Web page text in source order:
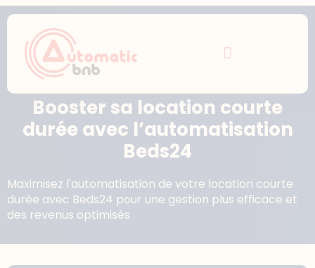
Booster sa location courte
durée avec l’automatisation
Beds24
Maximisez l'automatisation de votre location courte
durée avec Beds24 pour une gestion plus efficace et
des revenus optimisés